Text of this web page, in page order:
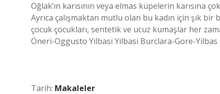
Oğlak’ın karısının veya elmas küpelerin karısına
Ayrıca çalışmaktan mutlu olan bu kadın için şık
çocuk çocukları, sentetik ve ucuz kumaşlar her
Öneri-Oggusto Yilbasi Yilbasi Burclara-Gore-Yilbas
Tarih: Makaleler